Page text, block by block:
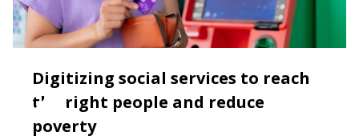
Digitizing social services to reach
the right people and reduce
poverty